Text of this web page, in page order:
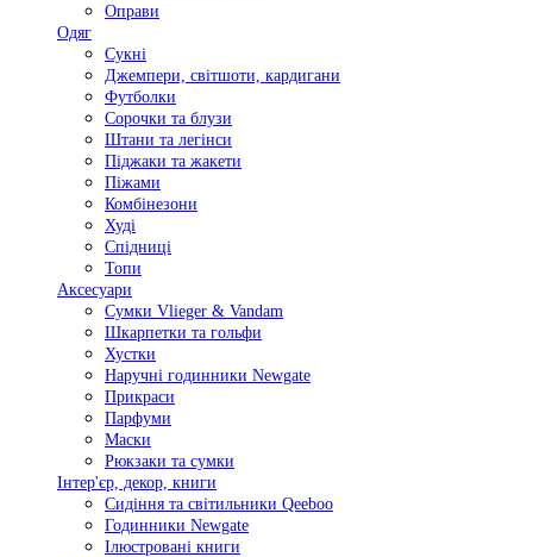
Оправи
Одяг
Сукні
Джемпери, світшоти, кардигани
Футболки
Сорочки та блузи
Штани та легінси
Піджаки та жакети
Піжами
Комбінезони
Худі
Спідниці
Топи
Аксесуари
Сумки Vlieger & Vandam
Шкарпетки та гольфи
Хустки
Наручні годинники Newgate
Прикраси
Парфуми
Маски
Рюкзаки та сумки
Інтер'єр, декор, книги
Сидіння та світильники Qeeboo
Годинники Newgate
Ілюстровані книги